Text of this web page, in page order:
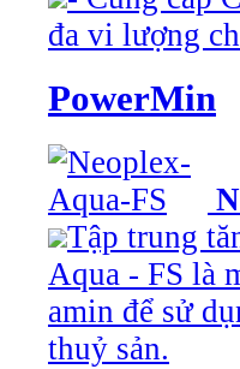
đa vi lượng
PowerMin
Tập trung
Aqua - FS là
amin để sử
thuỷ sản.